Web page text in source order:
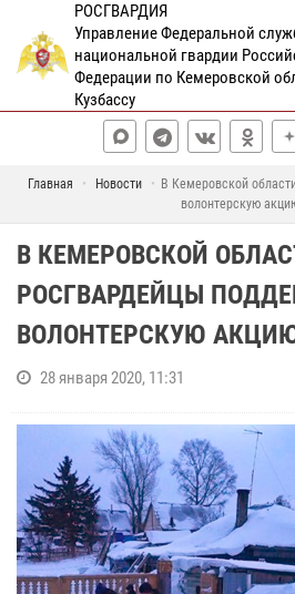
РОСГВАРДИЯ
Управление Федеральной
национальной гвардии
Федерации по Кемеровской
Кузбассу
Главная Новости
В Кемеровской
волонтерскую
В КЕМЕРОВСКОЙ
РОСГВАРДЕЙЦЫ
ВОЛОНТЕРСКУЮ
28 января 2020, 11:31